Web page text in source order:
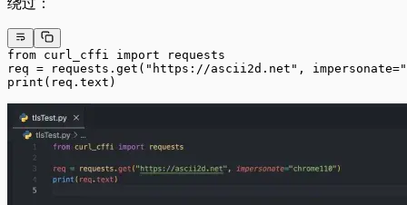
绕过：
from curl_cffi import requests
req = requests.get("https://ascii2d.net",
print(req.text)